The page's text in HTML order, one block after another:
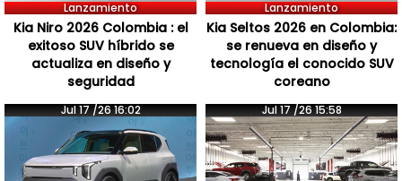
Lanzamiento
Kia Niro 2026 Colombia : el
exitoso SUV híbrido se
actualiza en diseño y
seguridad
Lanzamiento
Kia Seltos 2026 en Colombia:
se renueva en diseño y
tecnología el conocido SUV
coreano
Jul 17 /26 16:02 Jul 17 /26 15:58